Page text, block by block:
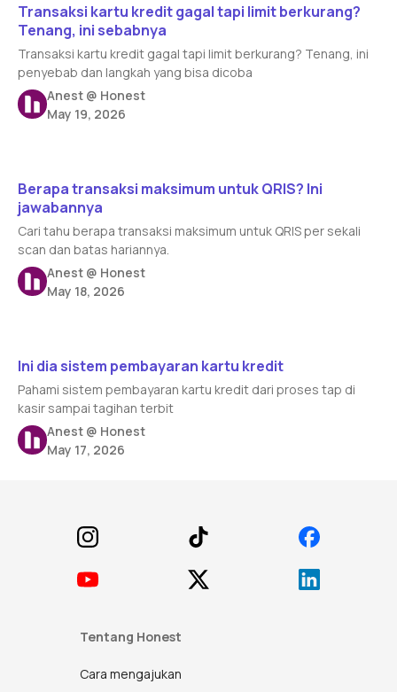
Transaksi kartu kredit gagal tapi limit berkurang?
Tenang, ini sebabnya
Transaksi kartu kredit gagal tapi limit berkurang? Tenang, ini
penyebab dan langkah yang bisa dicoba
Anest @ Honest
May 19, 2026
Berapa transaksi maksimum untuk QRIS? Ini
jawabannya
Cari tahu berapa transaksi maksimum untuk QRIS per sekali
scan dan batas hariannya.
Anest @ Honest
May 18, 2026
Ini dia sistem pembayaran kartu kredit
Pahami sistem pembayaran kartu kredit dari proses tap di
kasir sampai tagihan terbit
Anest @ Honest
May 17, 2026
Tentang Honest
Cara mengajukan